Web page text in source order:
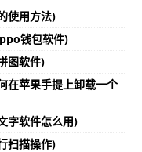
使用方法)
钱包软件)
图软件)
在苹果手提上卸载一个
字软件怎么用)
扫描操作)